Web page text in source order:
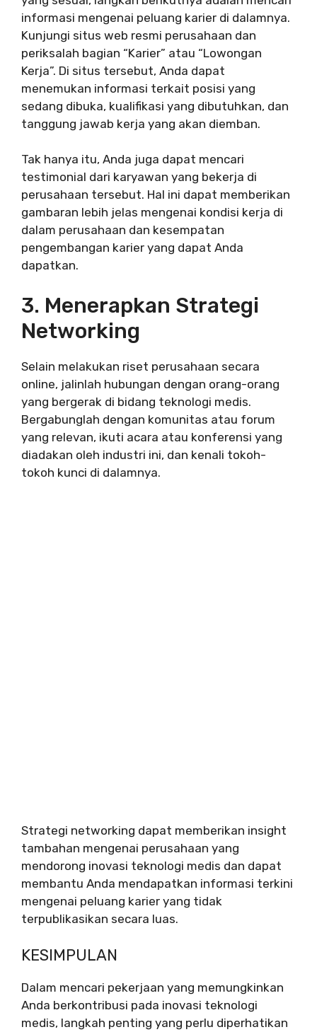
informasi mengenai peluang karier di dalamnya.
Kunjungi situs web resmi perusahaan dan
periksalah bagian “Karier” atau “Lowongan
Kerja”. Di situs tersebut, Anda dapat
menemukan informasi terkait posisi yang
sedang dibuka, kualifikasi yang dibutuhkan, dan
tanggung jawab kerja yang akan diemban.
Tak hanya itu, Anda juga dapat mencari
testimonial dari karyawan yang bekerja di
perusahaan tersebut. Hal ini dapat memberikan
gambaran lebih jelas mengenai kondisi kerja di
dalam perusahaan dan kesempatan
pengembangan karier yang dapat Anda
dapatkan.
3. Menerapkan Strategi
Networking
Selain melakukan riset perusahaan secara
online, jalinlah hubungan dengan orang-orang
yang bergerak di bidang teknologi medis.
Bergabunglah dengan komunitas atau forum
yang relevan, ikuti acara atau konferensi yang
diadakan oleh industri ini, dan kenali tokoh-
tokoh kunci di dalamnya.
Strategi networking dapat memberikan insight
tambahan mengenai perusahaan yang
mendorong inovasi teknologi medis dan dapat
membantu Anda mendapatkan informasi terkini
mengenai peluang karier yang tidak
terpublikasikan secara luas.
KESIMPULAN
Dalam mencari pekerjaan yang memungkinkan
Anda berkontribusi pada inovasi teknologi
medis, langkah penting yang perlu diperhatikan